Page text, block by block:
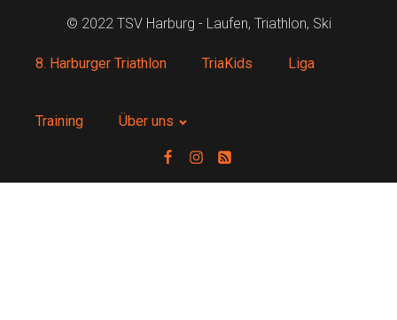
© 2022 TSV Harburg - Laufen, Triathlon, Ski
8. Harburger Triathlon TriaKids Liga
Training Über uns